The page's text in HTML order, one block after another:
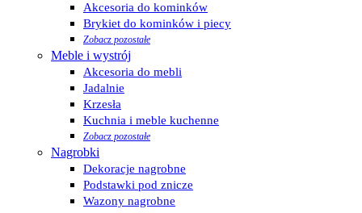
Akcesoria do kominków
Brykiet do kominków i piecy
Zobacz pozostałe
Meble i wystrój
Akcesoria do mebli
Jadalnie
Krzesła
Kuchnia i meble kuchenne
Zobacz pozostałe
Nagrobki
Dekoracje nagrobne
Podstawki pod znicze
Wazony nagrobne